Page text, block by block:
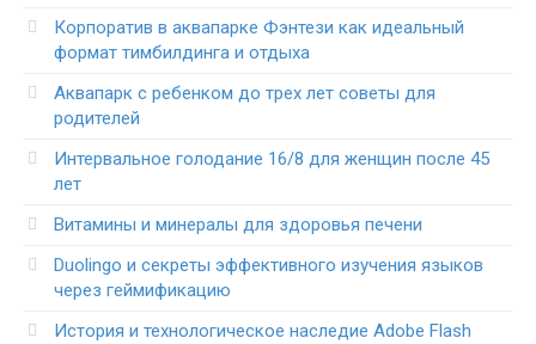
Корпоратив в аквапарке Фэнтези как идеальный
формат тимбилдинга и отдыха
Аквапарк с ребенком до трех лет советы для
родителей
Интервальное голодание 16/8 для женщин после 45
лет
Витамины и минералы для здоровья печени
Duolingo и секреты эффективного изучения языков
через геймификацию
История и технологическое наследие Adobe Flash